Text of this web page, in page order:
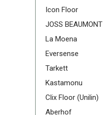
Icon Floor
JOSS BEAUMONT
La Moena
Eversense
Tarkett
Kastamonu
Clix Floor (Unilin)
Aberhof